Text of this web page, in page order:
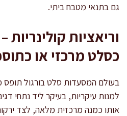
גם בתנאי מטבח ביתי.
וריאציות קולינריות
כסלט מרכזי או
בעולם המסעדות סלט בורגול
למנות עיקריות, בעיקר ליד נתחי
אותו כמנה מרכזית מלאה, לצד